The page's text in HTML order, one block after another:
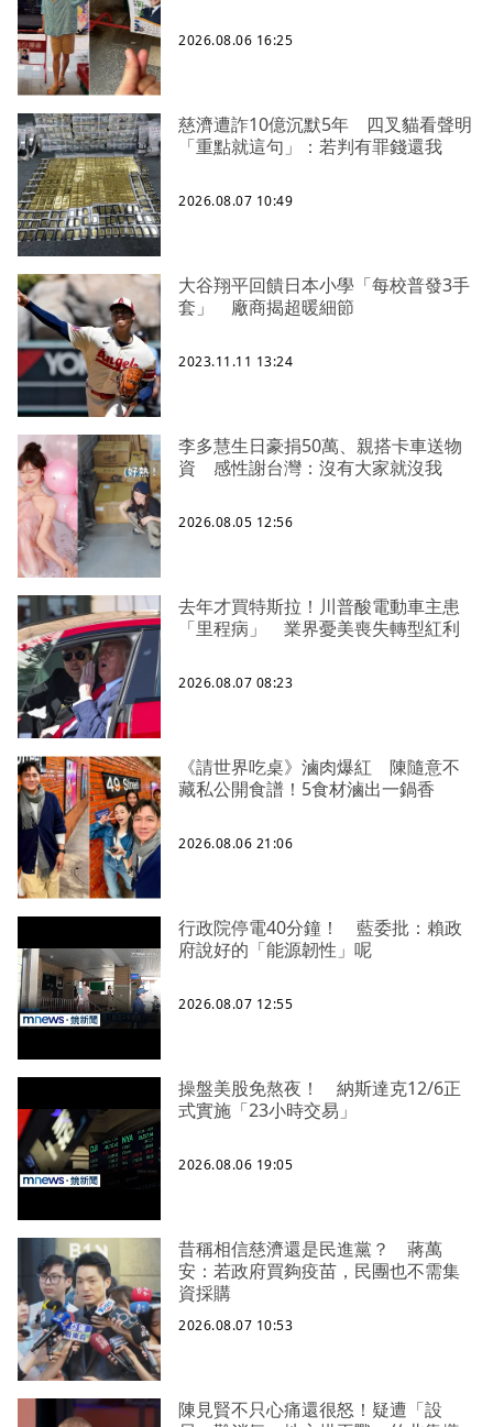
2026.08.06 16:25
慈濟遭詐10億沉默5年 四叉貓看聲明
「重點就這句」：若判有罪錢還我
2026.08.07 10:49
大谷翔平回饋日本小學「每校普發3手
套」 廠商揭超暖細節
2023.11.11 13:24
李多慧生日豪捐50萬、親搭卡車送物
資 感性謝台灣：沒有大家就沒我
2026.08.05 12:56
去年才買特斯拉！川普酸電動車主患
「里程病」 業界憂美喪失轉型紅利
2026.08.07 08:23
《請世界吃桌》滷肉爆紅 陳隨意不
藏私公開食譜！5食材滷出一鍋香
2026.08.06 21:06
行政院停電40分鐘！ 藍委批：賴政
府說好的「能源韌性」呢
2026.08.07 12:55
操盤美股免熬夜！ 納斯達克12/6正
式實施「23小時交易」
2026.08.06 19:05
昔稱相信慈濟還是民進黨？ 蔣萬
安：若政府買夠疫苗，民團也不需集
資採購
2026.08.07 10:53
陳見賢不只心痛還很怒！疑遭「設